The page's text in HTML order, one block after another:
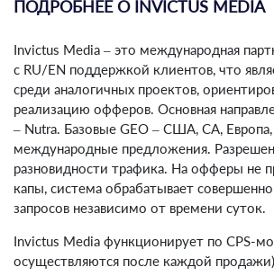
ПОДРОБНЕЕ О INVICTUS MEDIA
Invictus Media – это международная
с RU/EN поддержкой клиентов, что
среди аналогичных проектов,
реализацию офферов. Основная
– Nutra. Базовые GEO – США, CA, Европа,
международные предложения.
разновидности трафика. На офферы не
капы, система обрабатывает
запросов независимо от времени суток.
Invictus Media функционирует по CPS-
осуществляются после каждой